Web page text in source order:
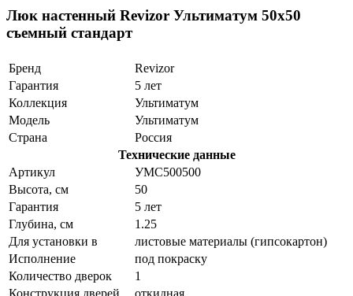
Люк настенный Revizor Ультиматум 50x50
съемный стандарт
Бренд
Revizor
Гарантия
5 лет
Коллекция
Ультиматум
Модель
Ультиматум
Страна
Россия
Технические данные
Артикул
УМС500500
Высота, см
50
Гарантия
5 лет
Глубина, см
1.25
Для установки в
листовые материалы (гипсокартон)
Исполнение
под покраску
Количество дверок
1